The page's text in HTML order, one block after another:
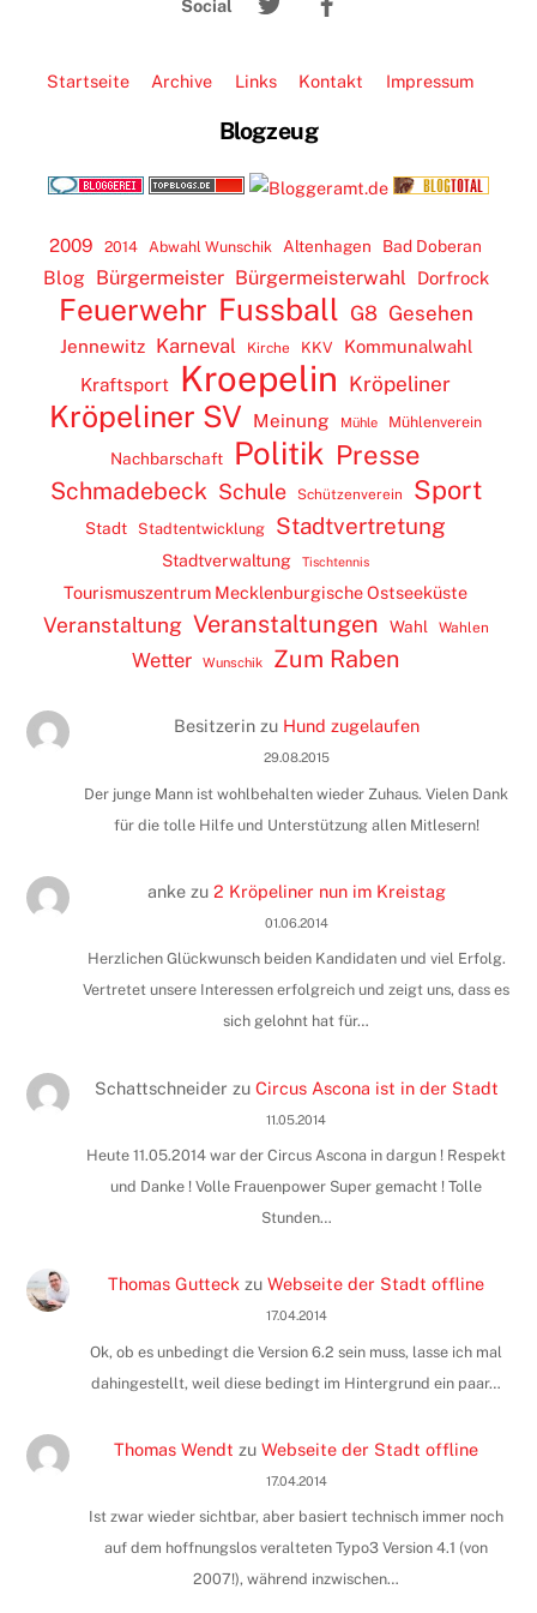
Social
Startseite Archive Links Kontakt Impressum
Blogzeug
2009 2014 Abwahl Wunschik Altenhagen Bad Doberan
Blog Bürgermeister Bürgermeisterwahl Dorfrock
Feuerwehr Fussball G8 Gesehen
Jennewitz Karneval Kirche KKV
Kommunalwahl
Kraftsport
Kroepelin Kröpeliner
Kröpeliner SV Meinung Mühle Mühlenverein
Nachbarschaft Politik Presse
Schmadebeck Schule Schützenverein Sport
Stadt Stadtentwicklung Stadtvertretung
Stadtverwaltung Tischtennis
Tourismuszentrum Mecklenburgische Ostseeküste
Veranstaltung Veranstaltungen Wahl Wahlen
Wetter Wunschik Zum Raben
Besitzerinzu Hund zugelaufen
29.08.2015
Der junge Mann ist wohlbehalten wieder Zuhaus. Vielen Dank
für die tolle Hilfe und Unterstützung allen Mitlesern!
ankezu 2 Kröpeliner nun im Kreistag
01.06.2014
Herzlichen Glückwunsch beiden Kandidaten und viel Erfolg.
Vertretet unsere Interessen erfolgreich und zeigt uns, dass es
sich gelohnt hat für…
Schattschneider zu Circus Ascona ist in der Stadt
11.05.2014
Heute 11.05.2014 war der Circus Ascona in dargun ! Respekt
und Danke ! Volle Frauenpower Super gemacht ! Tolle
Stunden…
Thomas Gutteck zuWebseite der Stadt offline
17.04.2014
Ok, ob es unbedingt die Version 6.2 sein muss, lasse ich mal
dahingestellt, weil diese bedingt im Hintergrund ein paar…
Thomas Wendt zuWebseite der Stadt offline
17.04.2014
Ist zwar wieder sichtbar, aber basiert technisch immer noch
auf dem hoffnungslos veralteten Typo3 Version 4.1 (von
2007!), während inzwischen…